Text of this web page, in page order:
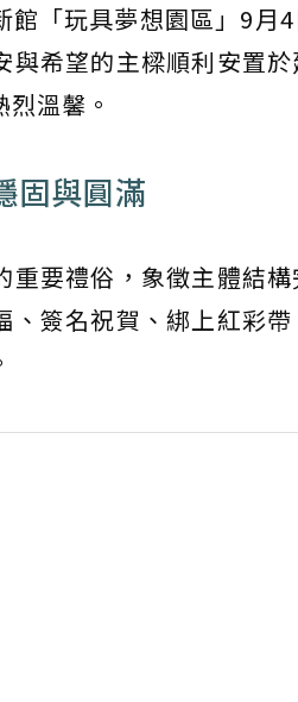
館「玩具夢想園區」9月
與希望的主樑順利安置
溫馨。
固與圓滿
重要禮俗，象徵主體結
、簽名祝賀、綁上紅彩